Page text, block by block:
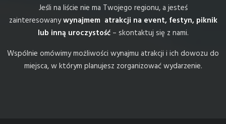
Jeśli na liście nie ma Twojego regionu, a jesteś
zainteresowanywynajmem atrakcji na event, festyn, piknik
lub inną uroczystość– skontaktuj się z nami.
Wspólnie omówimy możliwości wynajmu atrakcji i ich dowozu do
miejsca, w którym planujesz zorganizować wydarzenie.